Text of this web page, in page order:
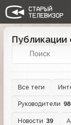
Публикации
Все теги
Руководители 98
Новости 39